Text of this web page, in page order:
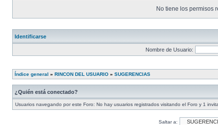
No tiene los permisos
Identificarse
Nombre de Usuario:
Índice general » RINCON DEL USUARIO » SUGERENCIAS
¿Quién está conectado?
Usuarios navegando por este Foro: No hay usuarios registrados visitando el Foro y 1
Saltar a: